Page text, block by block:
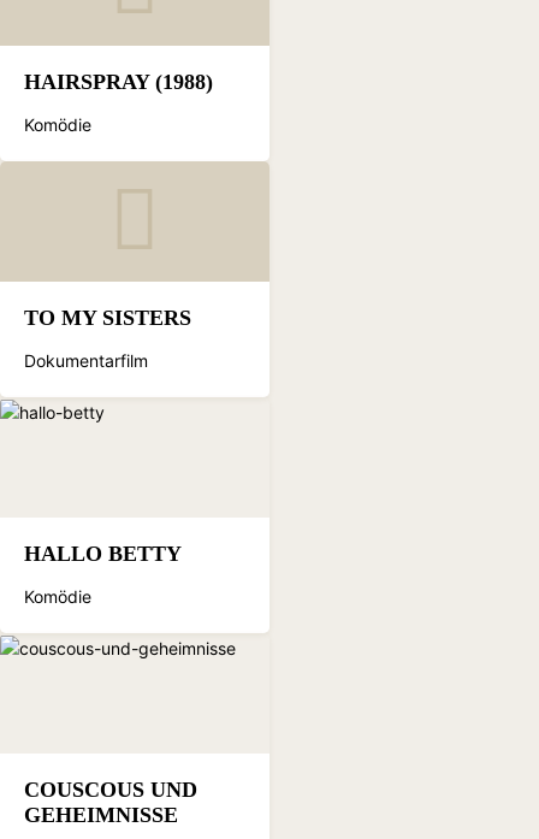
HAIRSPRAY (1988)
Komödie
TO MY SISTERS
Dokumentarfilm
HALLO BETTY
Komödie
COUSCOUS UND
GEHEIMNISSE